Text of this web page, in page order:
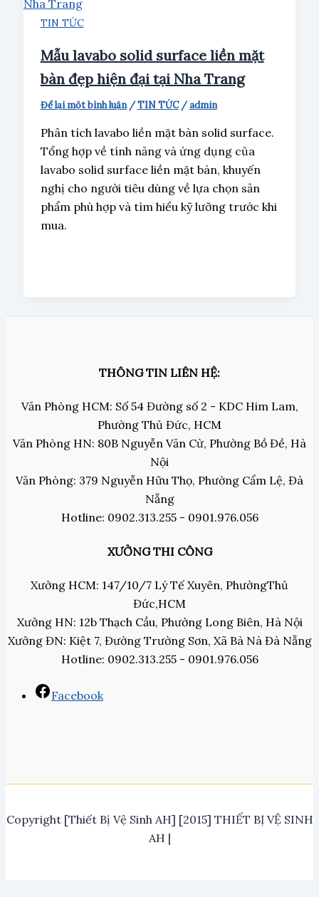
TIN TỨC
Mẫu lavabo solid surface liền mặt
bàn đẹp hiện đại tại Nha Trang
Để lại một bình luận /TIN TỨC/admin
Phân tích lavabo liền mặt bàn solid surface.
Tổng hợp về tính năng và ứng dụng của
lavabo solid surface liền mặt bàn, khuyến
nghị cho người tiêu dùng về lựa chọn sản
phẩm phù hợp và tìm hiểu kỹ lưỡng trước khi
mua.
THÔNG TIN LIÊN HỆ:
Văn Phòng HCM: Số 54 Đường số 2 - KDC Him Lam,
Phường Thủ Đức, HCM
Văn Phòng HN: 80B Nguyễn Văn Cừ, Phường Bồ Đề, Hà
Nội
Văn Phòng: 379 Nguyễn Hữu Thọ, Phường Cẩm Lệ, Đà
Nẵng
Hotline: 0902.313.255 - 0901.976.056
XƯỞNG THI CÔNG
Xưởng HCM: 147/10/7 Lý Tế Xuyên, PhườngThủ
Đức,HCM
Xưởng HN: 12b Thạch Cầu, Phường Long Biên, Hà Nội
Xưởng ĐN: Kiệt 7, Đường Trường Sơn, Xã Bà Nà Đà Nẵng
Hotline: 0902.313.255 - 0901.976.056
Facebook
Copyright [Thiết Bị Vệ Sinh AH] [2015] THIẾT BỊ VỆ SINH
AH |